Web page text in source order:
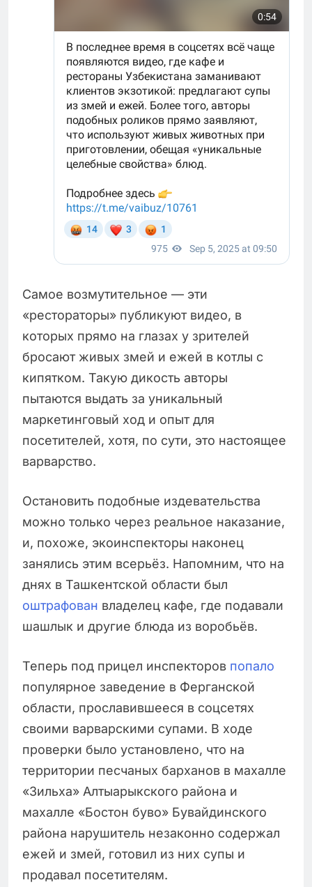
Самое возмутительное — эти
«рестораторы» публикуют видео, в
которых прямо на глазах у зрителей
бросают живых змей и ежей в котлы с
кипятком. Такую дикость авторы
пытаются выдать за уникальный
маркетинговый ход и опыт для
посетителей, хотя, по сути, это настоящее
варварство.
Остановить подобные издевательства
можно только через реальное наказание,
и, похоже, экоинспекторы наконец
занялись этим всерьёз. Напомним, что на
днях в Ташкентской области был
оштрафован владелец кафе, где подавали
шашлык и другие блюда из воробьёв.
Теперь под прицел инспекторов попало
популярное заведение в Ферганской
области, прославившееся в соцсетях
своими варварскими супами. В ходе
проверки было установлено, что на
территории песчаных барханов в махалле
«Зильха» Алтыарыкского района и
махалле «Бостон буво» Бувайдинского
района нарушитель незаконно содержал
ежей и змей, готовил из них супы и
продавал посетителям.